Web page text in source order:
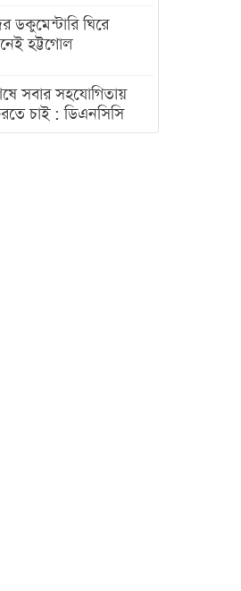
ডকুমেন্টারি ঘিরে
হট্টগোল
সবার সহযোগিতায়
চাই : ডিএনসিসি